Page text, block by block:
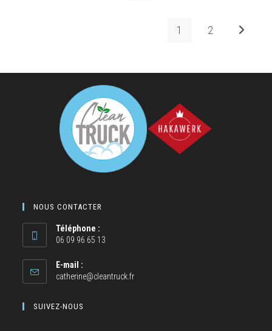
1 2
NOUS CONTACTER
Téléphone :
06 09 96 65 13
E-mail :
catherine@cleantruck.fr
SUIVEZ-NOUS